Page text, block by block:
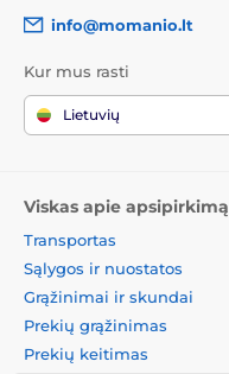
info@momanio.lt
Kur mus rasti
Lietuvių
Viskas apie apsipirkimą
Transportas
Sąlygos ir nuostatos
Grąžinimai ir skundai
Prekių grąžinimas
Prekių keitimas